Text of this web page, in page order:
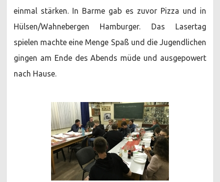
einmal stärken. In Barme gab es zuvor Pizza und in
Hülsen/Wahnebergen Hamburger. Das Lasertag
spielen machte eine Menge Spaß und die Jugendlichen
gingen am Ende des Abends müde und ausgepowert
nach Hause.